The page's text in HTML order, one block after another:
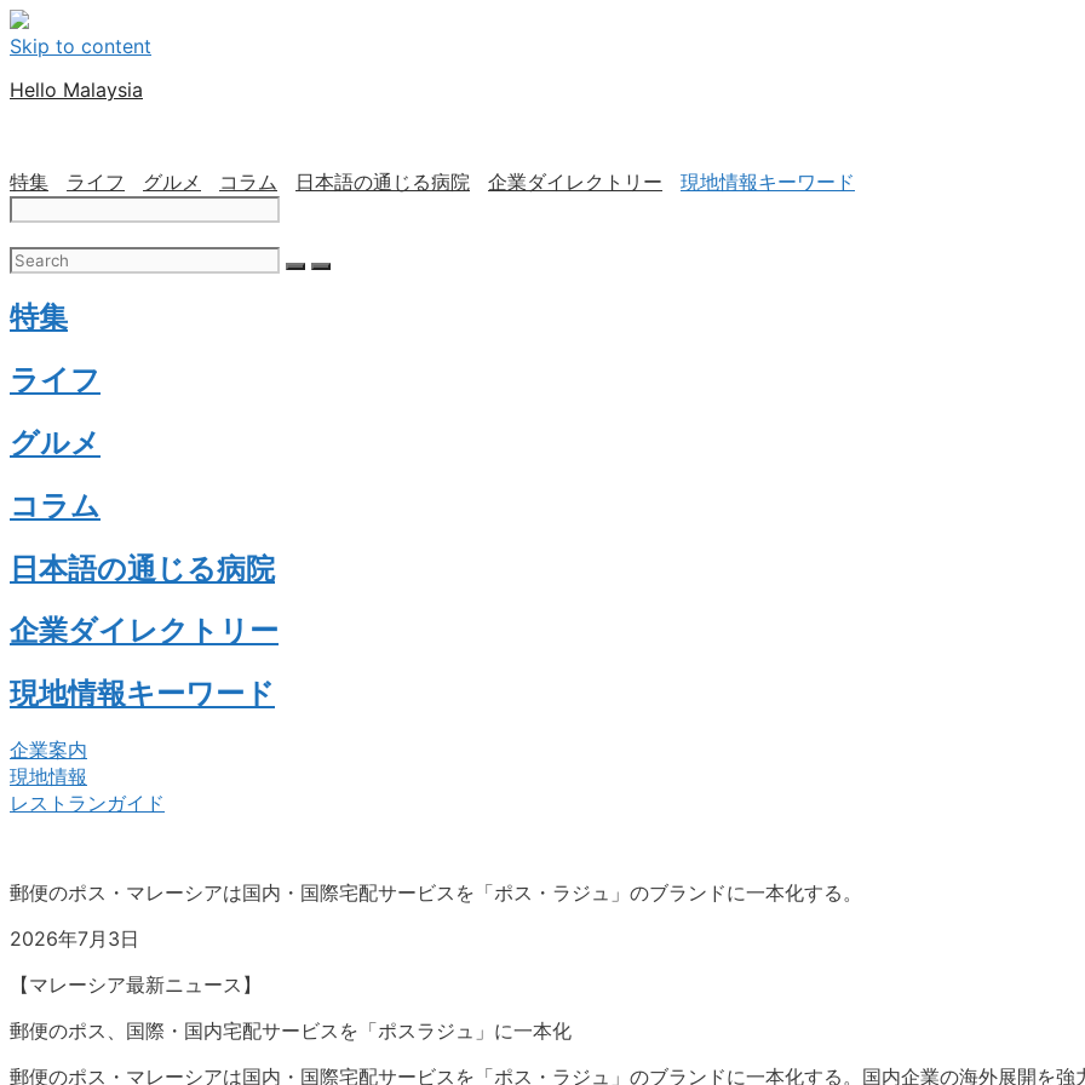
Skip to content
Hello Malaysia
特集 ライフ グルメ コラム 日本語の通じる病院 企業ダイレクトリー 現地情報キーワード
特集
ライフ
グルメ
コラム
日本語の通じる病院
企業ダイレクトリー
現地情報キーワード
企業案内
現地情報
レストランガイド
郵便のポス・マレーシアは国内・国際宅配サービスを「ポス・ ラジュ」のブランドに一本化する。
2026年7月3日
【マレーシア最新ニュース】
郵便のポス、国際・国内宅配サービスを「ポスラジュ」に一本化
郵便のポス・マレーシアは国内・国際宅配サービスを「ポス・ ラジュ」のブランドに一本化する。 国内企業の海外展開を強